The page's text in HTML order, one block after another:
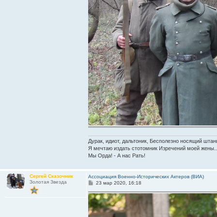
Дурак, идиот, дальтоник, Бесполезно носящий
Я мечтаю издать стотомник Изречений моей
Мы Орда! - А нас Рать!
Сергей Сказочник
Золотая Звезда
Ассоциация Военно-Исторических Актеров (ВИА)
С
о
б
е
23 мар 2020, 16:18